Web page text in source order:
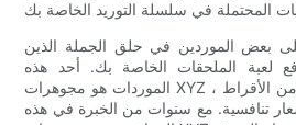
بعض الموردين في حلق الجملة الذين
الملحقات الخاصة بك. أحد هذه
الموردات هو مجوهرات XYZ ، المعروفة باختلاطها الواسع من الأقراط
تنافسية. مع سنوات من الخبرة في هذه